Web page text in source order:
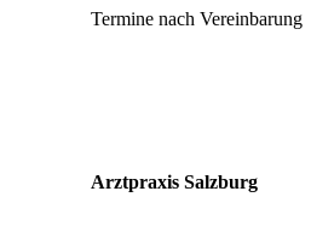
Termine nach Vereinbarung
Arztpraxis Salzburg